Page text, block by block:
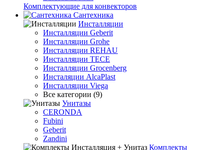
Комплектующие для конвекторов
Сантехника
Инсталляции
Инсталляции Geberit
Инсталляции Grohe
Инсталляции REHAU
Инсталляции TECE
Инсталляции Grocenberg
Инсталяции AlcaPlast
Инсталляции Viega
Все категории (9)
Унитазы
CERONDA
Fubini
Geberit
Zandini
Комплекты